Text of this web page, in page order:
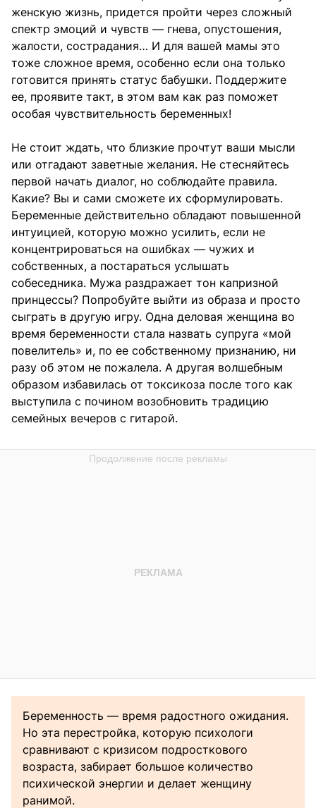
женскую жизнь, придется пройти через сложный
спектр эмоций и чувств — гнева, опустошения,
жалости, сострадания… И для вашей мамы это
тоже сложное время, особенно если она только
готовится принять статус бабушки. Поддержите
ее, проявите такт, в этом вам как раз поможет
особая чувствительность беременных!
Не стоит ждать, что близкие прочтут ваши мысли
или отгадают заветные желания. Не стесняйтесь
первой начать диалог, но соблюдайте правила.
Какие? Вы и сами сможете их сформулировать.
Беременные действительно обладают повышенной
интуицией, которую можно усилить, если не
концентрироваться на ошибках — чужих и
собственных, а постараться услышать
собеседника. Мужа раздражает тон капризной
принцессы? Попробуйте выйти из образа и просто
сыграть в другую игру. Одна деловая женщина во
время беременности стала назвать супруга «мой
повелитель» и, по ее собственному признанию, ни
разу об этом не пожалела. А другая волшебным
образом избавилась от токсикоза после того как
выступила с почином возобновить традицию
семейных вечеров с гитарой.
Беременность — время радостного ожидания.
Но эта перестройка, которую психологи
сравнивают с кризисом подросткового
возраста, забирает большое количество
психической энергии и делает женщину
ранимой.